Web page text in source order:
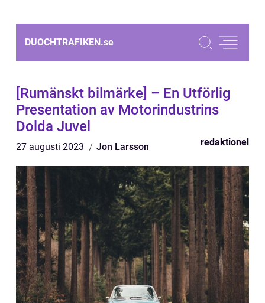
DUOCHTRAFIKEN.se
[Rumänskt bilmärke] – En Utförlig
Presentation av Motorindustrins
Dolda Juvel
27 augusti 2023 Jon Larsson redaktionel